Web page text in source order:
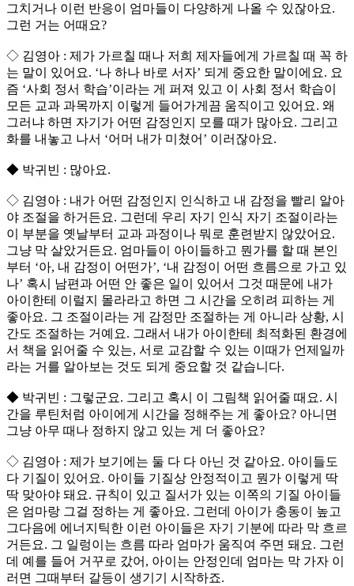
그치거나 이런 반응이 엄마들이 다양하게 나올 수 있잖아요.
그런 거는 어때요?
◇ 김영아 : 제가 가르칠 때나 저희 제자들에게 가르칠 때 꼭 하
는 말이 있어요. ‘나 하나 바로 서자’ 되게 중요한 말이에요. 요
즘 ‘사회 정서 학습’이라는 게 퍼져 있고 이 사회 정서 학습이
모든 교과 과목까지 이렇게 들어가게끔 움직이고 있어요. 왜
그러냐 하면 자기가 어떤 감정인지 모를 때가 많아요. 그리고
화를 내놓고 나서 ‘어머 내가 미쳤어’ 이러잖아요.
◆ 박귀빈 : 많아요.
◇ 김영아 : 내가 어떤 감정인지 인식하고 내 감정을 빨리 알아
야 조절을 하거든요. 그런데 우리 자기 인식 자기 조절이라는
이 부분을 옛날부터 교과 과정이나 뭐로 훈련받지 않았어요.
그냥 막 살았거든요. 엄마들이 아이들하고 뭔가를 할 때 본인
부터 ‘아, 내 감정이 어떤가’, ‘내 감정이 어떤 흐름으로 가고 있
나’ 혹시 남편과 어떤 안 좋은 일이 있어서 그것 때문에 내가
아이한테 이럴지 몰라라고 하면 그 시간을 오히려 피하는 게
좋아요. 그 조절이라는 게 감정만 조절하는 게 아니라 상황, 시
간도 조절하는 거예요. 그래서 내가 아이한테 최적화된 환경에
서 책을 읽어줄 수 있는, 서로 교감할 수 있는 이때가 언제일까
라는 거를 알아보는 것도 되게 중요할 것 같습니다.
◆ 박귀빈 : 그렇군요. 그리고 혹시 이 그림책 읽어줄 때요. 시
간을 루틴처럼 아이에게 시간을 정해주는 게 좋아요? 아니면
그냥 아무 때나 정하지 않고 있는 게 더 좋아요?
◇ 김영아 : 제가 보기에는 둘 다 다 아닌 것 같아요. 아이들도
다 기질이 있어요. 아이들 기질상 안정적이고 뭔가 이렇게 딱
딱 맞아야 돼요. 규칙이 있고 질서가 있는 이쪽의 기질 아이들
은 엄마랑 그걸 정하는 게 좋아요. 그런데 아이가 충동이 높고
그다음에 에너지틱한 이런 아이들은 자기 기분에 따라 막 흐르
거든요. 그 일렁이는 흐름 따라 엄마가 움직여 주면 돼요. 그런
데 예를 들어 거꾸로 갔어, 아이는 안정인데 엄마는 막 가자 이
러면 그때부터 갈등이 생기기 시작하죠.